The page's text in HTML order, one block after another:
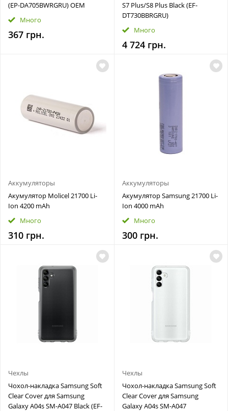
(EP-DA705BWRGRU) OEM
Много
367 грн.
S7 Plus/S8 Plus Black (EF-
DT730BBRGRU)
Много
4 724 грн.
Аккумуляторы
Акумулятор Molicel 21700 Li-
Ion 4200 mAh
Много
310 грн.
Аккумуляторы
Акумулятор Samsung 21700 Li-
Ion 4000 mAh
Много
300 грн.
Чехлы
Чохол-накладка Samsung Soft
Clear Cover для Samsung
Galaxy A04s SM-A047 Black (EF-
Чехлы
Чохол-накладка Samsung Soft
Clear Cover для Samsung
Galaxy A04s SM-A047